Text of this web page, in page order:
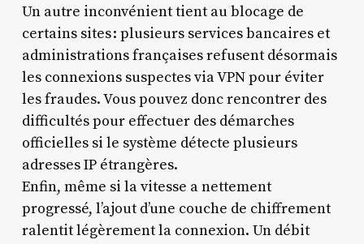
Un autre inconvénient tient au blocage de
certains sites : plusieurs services bancaires et
administrations françaises refusent désormais
les connexions suspectes via VPN pour éviter
les fraudes. Vous pouvez donc rencontrer des
difficultés pour effectuer des démarches
officielles si le système détecte plusieurs
adresses IP étrangères.
Enfin, même si la vitesse a nettement
progressé, l’ajout d’une couche de chiffrement
ralentit légèrement la connexion. Un débit